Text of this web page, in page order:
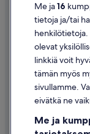
Evästeet
Käyttöehdot
Oikeudelliset tiedot
Sisältövaatimukset
Tuki
Ota yhteyttä
Me ja16
tietoja ja/tai
henkilötietoja.
olevat
linkkiä voit
tämän myös
sivullamme.
eivätkä ne
Me ja